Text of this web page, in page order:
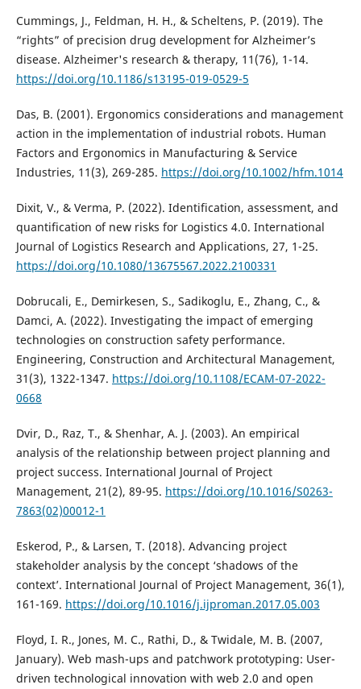
Cummings, J., Feldman, H. H., & Scheltens, P. (2019). The
“rights” of precision drug development for Alzheimer’s
disease. Alzheimer's research & therapy, 11(76), 1-14.
https://doi.org/10.1186/s13195-019-0529-5
Das, B. (2001). Ergonomics considerations and management
action in the implementation of industrial robots. Human
Factors and Ergonomics in Manufacturing & Service
Industries, 11(3), 269-285. https://doi.org/10.1002/hfm.1014
Dixit, V., & Verma, P. (2022). Identification, assessment, and
quantification of new risks for Logistics 4.0. International
Journal of Logistics Research and Applications, 27, 1-25.
https://doi.org/10.1080/13675567.2022.2100331
Dobrucali, E., Demirkesen, S., Sadikoglu, E., Zhang, C., &
Damci, A. (2022). Investigating the impact of emerging
technologies on construction safety performance.
Engineering, Construction and Architectural Management,
31(3), 1322-1347. https://doi.org/10.1108/ECAM-07-2022-
0668
Dvir, D., Raz, T., & Shenhar, A. J. (2003). An empirical
analysis of the relationship between project planning and
project success. International Journal of Project
Management, 21(2), 89-95. https://doi.org/10.1016/S0263-
7863(02)00012-1
Eskerod, P., & Larsen, T. (2018). Advancing project
stakeholder analysis by the concept ‘shadows of the
context’. International Journal of Project Management, 36(1),
161-169. https://doi.org/10.1016/j.ijproman.2017.05.003
Floyd, I. R., Jones, M. C., Rathi, D., & Twidale, M. B. (2007,
January). Web mash-ups and patchwork prototyping: User-
driven technological innovation with web 2.0 and open